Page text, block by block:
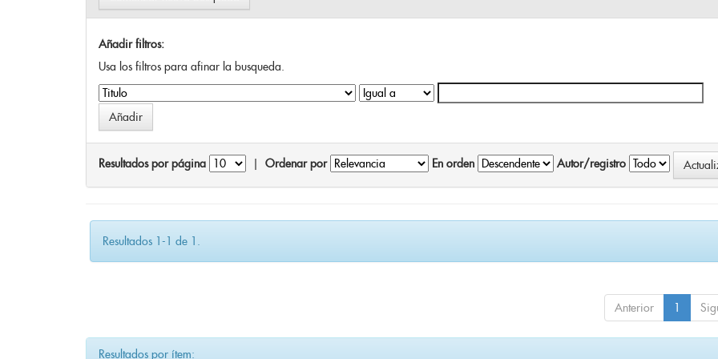
Añadir filtros:
Usa los filtros para afinar la busqueda.
Resultados por página Ordenar por En orden Autor/registro
Resultados 1-1 de 1.
Anterior 1
Resultados por ítem: